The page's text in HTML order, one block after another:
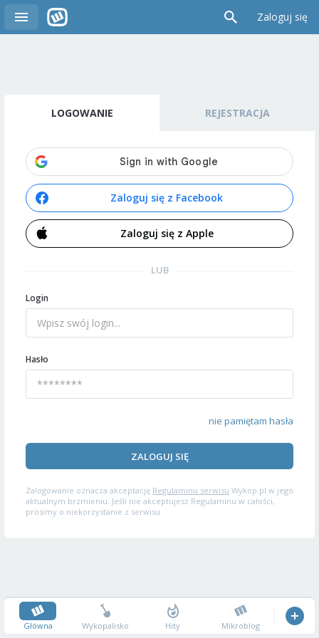
Zaloguj się
LOGOWANIE REJESTRACJA
Zaloguj się z Facebook
Zaloguj się z Apple
LUB
Login
Hasło
nie pamiętam hasła
ZALOGUJ SIĘ
Zalogowanie oznacza akceptację Regulaminu serwisu Wykop.pl w jego
aktualnym brzmieniu. Jeśli nie akceptujesz Regulaminu w całości,
prosimy o niekorzystanie z serwisu.
Główna Wykopalisko Hity Mikroblog